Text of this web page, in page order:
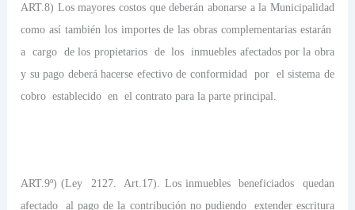
ART.8) Los mayores costos que deberán abonarse a la Municipalidad
como así también los importes de las obras complementarias estarán
a
cargo de los propietarios de los
inmuebles afectados por la obra
y su pago deberá hacerse efectivo de conformidad
por
el sistema de
cobro establecido en el contrato para la parte principal.
ART.9º) (Ley 2127. Art.17). Los inmuebles beneficiados
quedan
afectado
al pago de la contribución no pudiendo extender escritura